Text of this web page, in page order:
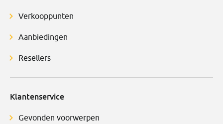
Verkooppunten
Aanbiedingen
Resellers
Klantenservice
Gevonden voorwerpen